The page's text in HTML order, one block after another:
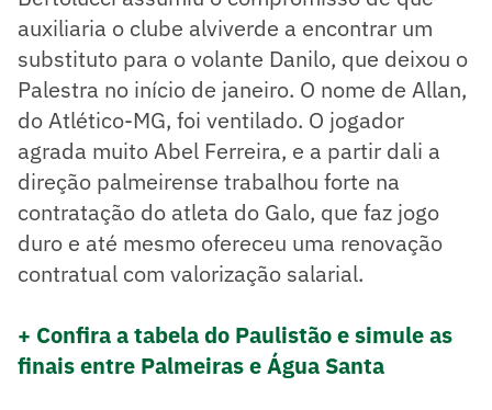
auxiliaria o clube alviverde a encontrar um
substituto para o volante Danilo, que deixou o
Palestra no início de janeiro. O nome de Allan,
do Atlético-MG, foi ventilado. O jogador
agrada muito Abel Ferreira, e a partir dali a
direção palmeirense trabalhou forte na
contratação do atleta do Galo, que faz jogo
duro e até mesmo ofereceu uma renovação
contratual com valorização salarial.
+ Confira a tabela do Paulistão e simule as
finais entre Palmeiras e Água Santa